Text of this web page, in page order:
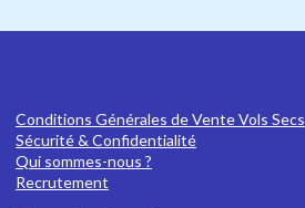
Conditions Générales de Vente Vols Secs
Sécurité & Confidentialité
Qui sommes-nous ?
Recrutement